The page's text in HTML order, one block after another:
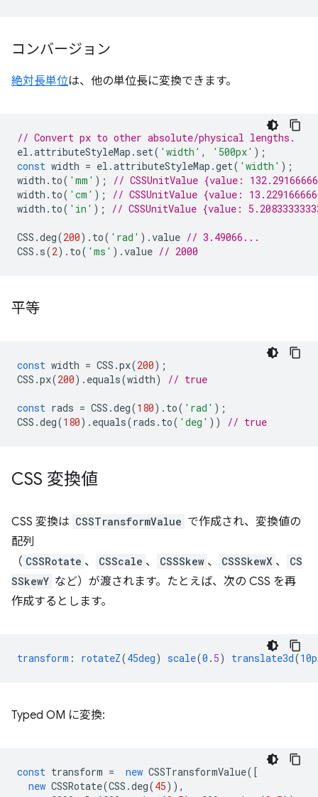
コンバージョン
絶対長単位は、他の単位長に変換できます。
// Convert px to other absolute/physical lengths.
el .attributeStyleMap . set( 'width' , '500px' );
const width = el .attributeStyleMap .get( 'width' );
width . to( 'mm' );
// CSSUnitValue {value:
width . to( 'cm' );
// CSSUnitValue {value:
width . to( 'in' ); // CSSUnitValue {value:
CSS .deg(200). to( 'rad' ).value // 3.49066...
CSS . s(2). to( 'ms' ).value // 2000
平等
const width = CSS .px(200);
CSS .px(200). equals(width) // true
const rads = CSS .deg(180). to( 'rad' );
CSS .deg(180). equals(rads . to( 'deg' )) // true
CSS 変換値
CSS 変換は CSSTransformValue で作成され、変換値の
配列
（ CSSRotate 、 CSScale 、 CSSSkew 、 CSSSkewX 、
CS
SSkewY など）が渡されます。たとえば、次の CSS を再
作成するとします。
transform : rotateZ(45deg) scale(0 . 5) translate3d(
Typed OM に変換:
const transform = new CSSTransformValue([
new CSSRotate(CSS .deg(45)),